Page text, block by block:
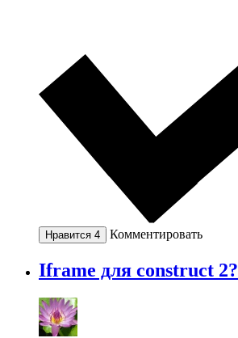
Нравится 4 Комментировать
Iframe для construct 2?